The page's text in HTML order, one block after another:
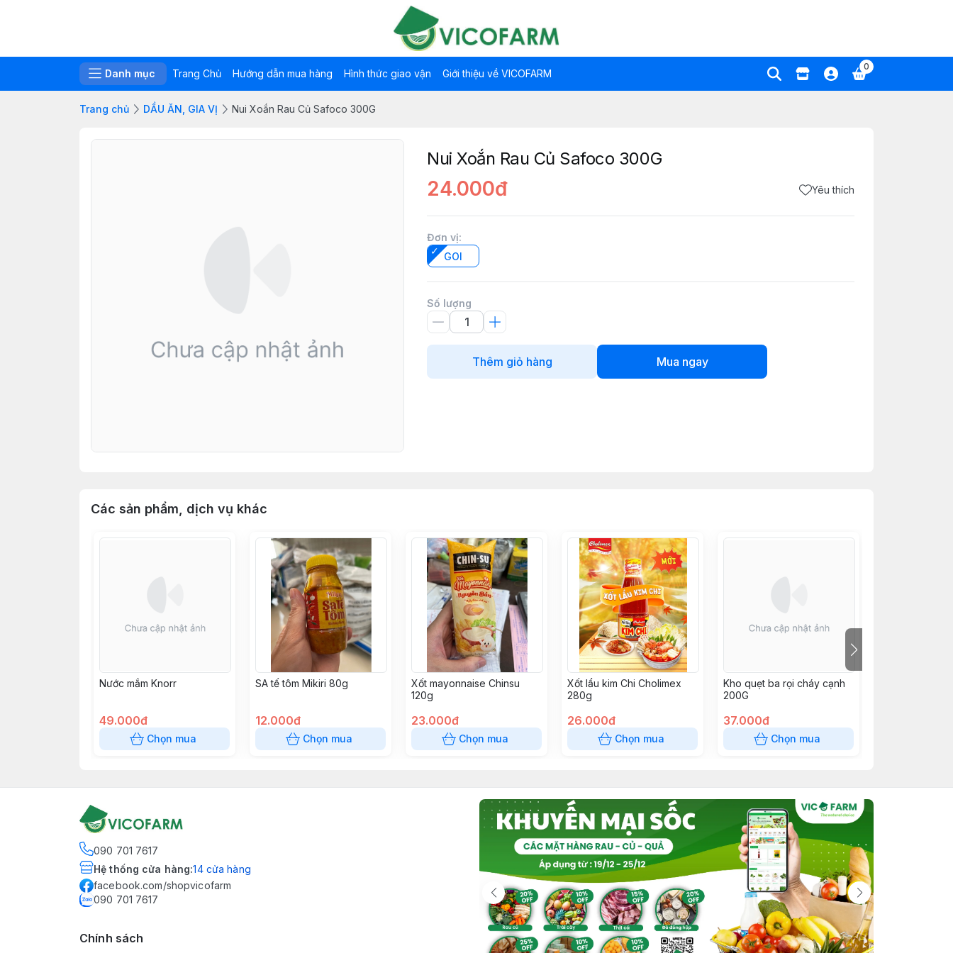
Danh mục Trang Chủ Hướng dẫn mua hàng Hình thức giao vận Giới thiệu về VICOFARM
0
Trang chủ DẦU ĂN, GIA VỊ Nui Xoắn Rau Củ Safoco 300G
Nui Xoắn Rau Củ Safoco 300G
24.000đ Yêu thích
Đơn vị:
GOI
Số lượng
Thêm giỏ hàng Mua ngay
Các sản phẩm, dịch vụ khác
Nước mắm Knorr
49.000đ
Chọn mua
SA tế tôm Mikiri 80g
12.000đ
Chọn mua
Xốt mayonnaise Chinsu
120g
23.000đ
Chọn mua
Xốt lẩu kim Chi Cholimex
280g
26.000đ
Chọn mua
Kho quẹt ba rọi cháy cạnh
200G
37.000đ
Chọn mua
090 701 7617
Hệ thống cửa hàng:14 cửa hàng
facebook.com/shopvicofarm
090 701 7617
Chính sách